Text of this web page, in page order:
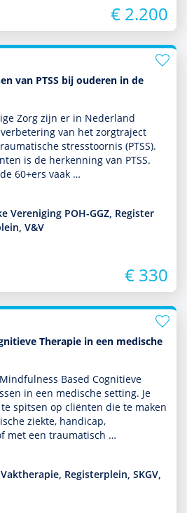
€ 2.200
van PTSS bij ouderen in de
Zorg zijn er in Nederland
van het zorgtraject
stresstoor­nis (PTSS).
is de herkenning van PTSS.
60+ers vaak …
Vereniging POH-GGZ, Register
V&V
€ 330
Therapie in een medische
Based Cognitieve
in een medische setting. Je
spitsen op cliënten die te maken
ziekte, handicap,
met een traumatisch …
Registerplein, SKGV,